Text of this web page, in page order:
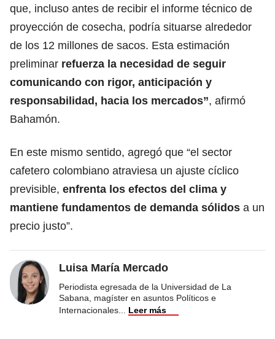
que, incluso antes de recibir el informe técnico de
proyección de cosecha, podría situarse alrededor
de los 12 millones de sacos. Esta estimación
preliminar refuerza la necesidad de seguir
comunicando con rigor, anticipación y
responsabilidad, hacia los mercados”, afirmó
Bahamón.
En este mismo sentido, agregó que “el sector
cafetero colombiano atraviesa un ajuste cíclico
previsible, enfrenta los efectos del clima y
mantiene fundamentos de demanda sólidos a un
precio justo”.
Luisa María Mercado
Periodista egresada de la Universidad de La
Sabana, magíster en asuntos Políticos e
Internacionales
Leer más